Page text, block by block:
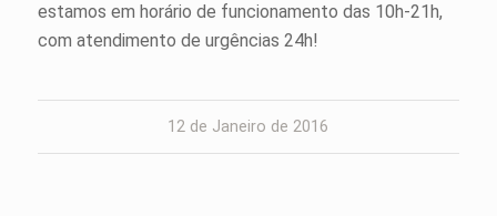
estamos em horário de funcionamento das 10h-21h,
com atendimento de urgências 24h!
12 de Janeiro de 2016